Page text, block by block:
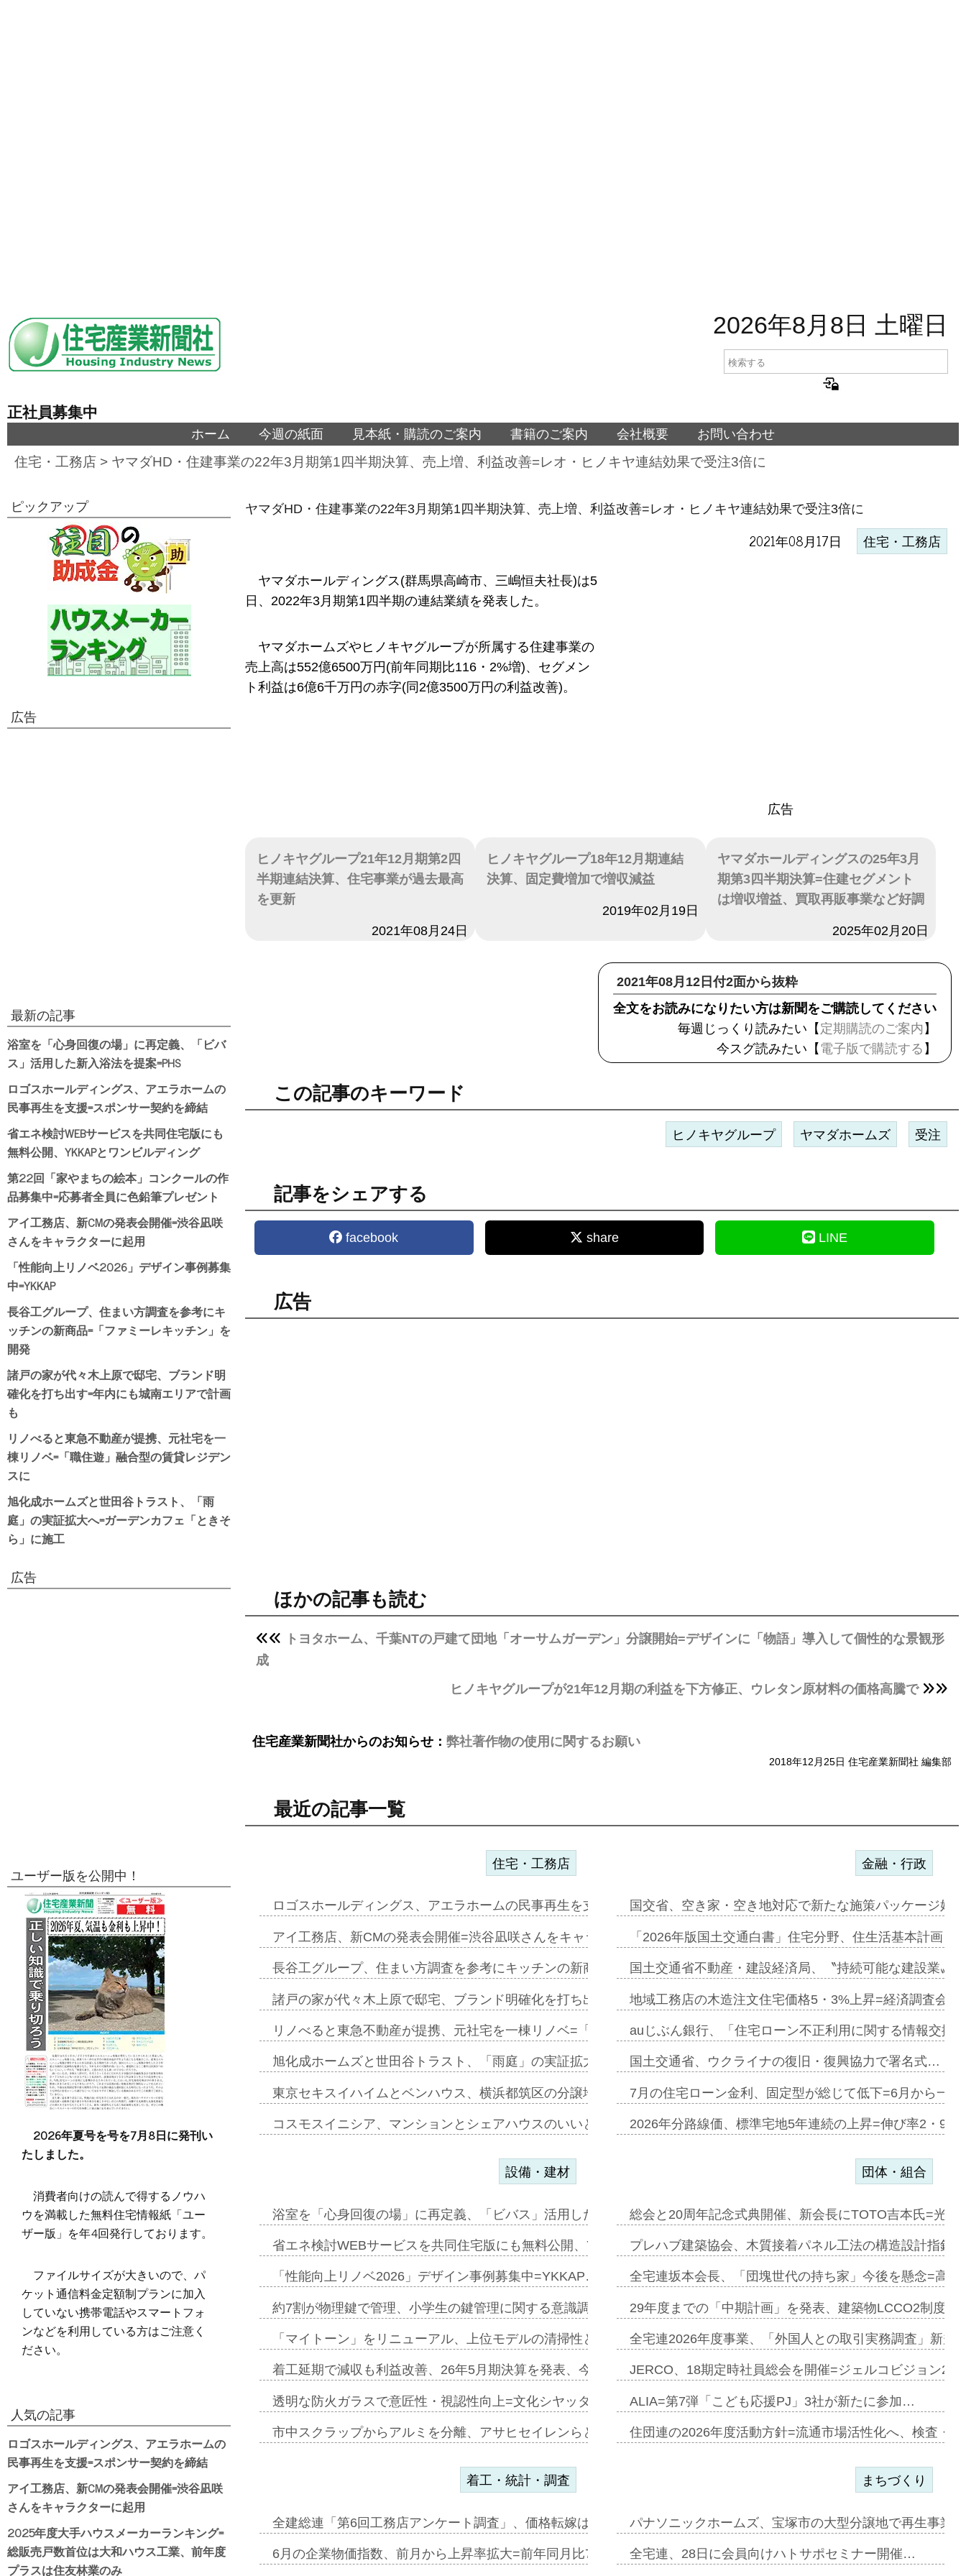
2026年8月8日 土曜日
正社員募集中
ホーム 今週の紙面 見本紙・購読のご案内 書籍のご案内 会社概要 お問い合わせ
住宅・工務店 > ヤマダHD・住建事業の22年3月期第1四半期決算、売上増、利益改善=レオ・ヒノキヤ連結効果で受注3倍に
ヤマダHD・住建事業の22年3月期第1四半期決算、売上増、利益改善=レオ・ヒノキヤ連結効果で受注3倍に
2021年08月17日 住宅・工務店
広告
ヤマダホールディングス(群馬県高崎市、三嶋恒夫社長)は5
日、2022年3月期第1四半期の連結業績を発表した。
ヤマダホームズやヒノキヤグループが所属する住建事業の
売上高は552億6500万円(前年同期比116・2%増)、セグメン
ト利益は6億6千万円の赤字(同2億3500万円の利益改善)。
ヒノキヤグループ21年12月期第2四
半期連結決算、住宅事業が過去最高
を更新
2021年08月24日
ヒノキヤグループ18年12月期連結
決算、固定費増加で増収減益
2019年02月19日
ヤマダホールディングスの25年3月
期第3四半期決算=住建セグメント
は増収増益、買取再販事業など好調
2025年02月20日
2021年08月12日付2面から抜粋
全文をお読みになりたい方は新聞をご購読してください
毎週じっくり読みたい【 定期購読のご案内 】
今スグ読みたい【 電子版で購読する 】
この記事のキーワード
ヒノキヤグループ ヤマダホームズ 受注
記事をシェアする
facebook share LINE
広告
ほかの記事も読む
トヨタホーム、千葉NTの戸建て団地「オーサムガーデン」分譲開始=デザインに「物語」導入して個性的な景観形
成
ヒノキヤグループが21年12月期の利益を下方修正、ウレタン原材料の価格高騰で
住宅産業新聞社からのお知らせ： 弊社著作物の使用に関するお願い
2018年12月25日 住宅産業新聞社 編集部
最近の記事一覧
住宅・工務店
ロゴスホールディングス、アエラホームの民事再生を支援=スポンサー契約…
アイ工務店、新CMの発表会開催=渋谷凪咲さんをキャラクターに起用…
長谷工グループ、住まい方調査を参考にキッチンの新商品=「ファミーレキ…
諸戸の家が代々木上原で邸宅、ブランド明確化を打ち出す=年内にも城南エ…
リノべると東急不動産が提携、元社宅を一棟リノベ=「職住遊」融合型の賃…
旭化成ホームズと世田谷トラスト、「雨庭」の実証拡大へ=ガーデンカフェ…
東京セキスイハイムとベンハウス、横浜都筑区の分譲地開発で初協業=お互…
コスモスイニシア、マンションとシェアハウスのいいとこどりのコリビング…
金融・行政
国交省、空き家・空き地対応で新たな施策パッケージ始
「2026年版国土交通白書」住宅分野、住生活基本計画
国土交通省不動産・建設経済局、〝持続可能な建設業〟
地域工務店の木造注文住宅価格5・3%上昇=経済調査会
auじぶん銀行、「住宅ローン不正利用に関する情報交換
国土交通省、ウクライナの復旧・復興協力で署名式…
7月の住宅ローン金利、固定型が総じて低下=6月から一
2026年分路線価、標準宅地5年連続の上昇=伸び率2・
設備・建材
浴室を「心身回復の場」に再定義、「ビバス」活用した新入浴法を提案=P…
省エネ検討WEBサービスを共同住宅版にも無料公開、YKKAPとワンビ…
「性能向上リノベ2026」デザイン事例募集中=YKKAP…
約7割が物理鍵で管理、小学生の鍵管理に関する意識調査=Nature…
「マイトーン」をリニューアル、上位モデルの清掃性と安全性追加=リンナ…
着工延期で減収も利益改善、26年5月期決算を発表、今期は増収見込む=…
透明な防火ガラスで意匠性・視認性向上=文化シヤッター…
市中スクラップからアルミを分離、アサヒセイレンらと協働開発開始=三協…
団体・組合
総会と20周年記念式典開催、新会長にTOTO吉本氏=光
プレハブ建築協会、木質接着パネル工法の構造設計指針
全宅連坂本会長、「団塊世代の持ち家」今後を懸念=高
29年度までの「中期計画」を発表、建築物LCCO2制度
全宅連2026年度事業、「外国人との取引実務調査」新規
JERCO、18期定時社員総会を開催=ジェルコビジョン
ALIA=第7弾「こども応援PJ」3社が新たに参加…
住団連の2026年度活動方針=流通市場活性化へ、検査・
着工・統計・調査
全建総連「第6回工務店アンケート調査」、価格転嫁は十分に進まず=「物…
6月の企業物価指数、前月から上昇率拡大=前年同月比7・1%上昇…
まちづくり
パナソニックホームズ、宝塚市の大型分譲地で再生事業
全宅連、28日に会員向けハトサポセミナー開催…
ピックアップ
広告
最新の記事
浴室を「心身回復の場」に再定義、「ビバ
ス」活用した新入浴法を提案=PHS
ロゴスホールディングス、アエラホームの
民事再生を支援=スポンサー契約を締結
省エネ検討WEBサービスを共同住宅版にも
無料公開、YKKAPとワンビルディング
第22回「家やまちの絵本」コンクールの作
品募集中=応募者全員に色鉛筆プレゼント
アイ工務店、新CMの発表会開催=渋谷凪咲
さんをキャラクターに起用
「性能向上リノベ2026」デザイン事例募集
中=YKKAP
長谷工グループ、住まい方調査を参考にキ
ッチンの新商品=「ファミーレキッチン」を
開発
諸戸の家が代々木上原で邸宅、ブランド明
確化を打ち出す=年内にも城南エリアで計画
も
リノべると東急不動産が提携、元社宅を一
棟リノベ=「職住遊」融合型の賃貸レジデン
スに
旭化成ホームズと世田谷トラスト、「雨
庭」の実証拡大へ=ガーデンカフェ「ときそ
ら」に施工
広告
ユーザー版を公開中！
2026年夏号を号を7月8日に発刊い
たしました。
消費者向けの読んで得するノウハ
ウを満載した無料住宅情報紙「ユー
ザー版」を年4回発行しております。
ファイルサイズが大きいので、パ
ケット通信料金定額制プランに加入
していない携帯電話やスマートフォ
ンなどを利用している方はご注意く
ださい。
人気の記事
ロゴスホールディングス、アエラホームの
民事再生を支援=スポンサー契約を締結
アイ工務店、新CMの発表会開催=渋谷凪咲
さんをキャラクターに起用
2025年度大手ハウスメーカーランキング=
総販売戸数首位は大和ハウス工業、前年度
プラスは住友林業のみ